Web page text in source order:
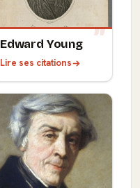
Edward Young
Lire ses citations